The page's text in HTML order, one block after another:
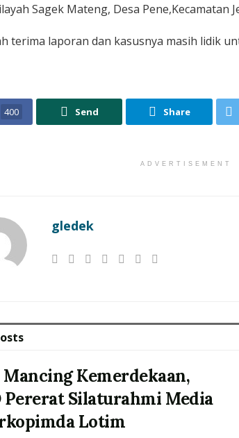
Sagek Mateng, Desa Pene,Kecamatan
terima laporan dan kasusnya masih lidik
400 Send Share
ADVERTISEMENT
gledek
Mancing Kemerdekaan,
Pererat Silaturahmi Media
Lotim